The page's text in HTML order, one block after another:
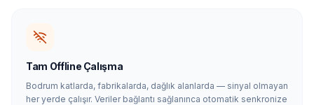
Tam Offline Çalışma
Bodrum katlarda, fabrikalarda, dağlık alanlarda — sinyal olmayan
her yerde çalışır. Veriler bağlantı sağlanınca otomatik senkronize